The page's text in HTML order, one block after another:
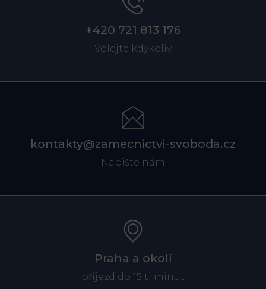
+420 721 813 176
Volejte kdykoliv
kontakty@zamecnictvi-svoboda.cz
Napište nám
Praha a okolí
příjezd do 15 ti minut